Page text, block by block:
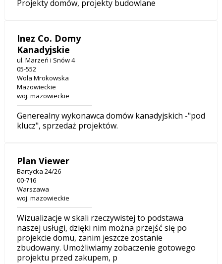
Projekty domów, projekty budowlane
Inez Co. Domy
Kanadyjskie
ul. Marzeń i Snów 4
05-552
Wola Mrokowska
Mazowieckie
woj. mazowieckie
Generealny wykonawca domów kanadyjskich -"pod
klucz", sprzedaż projektów.
Plan Viewer
Bartycka 24/26
00-716
Warszawa
woj. mazowieckie
Wizualizacje w skali rzeczywistej to podstawa
naszej usługi, dzięki nim można przejść się po
projekcie domu, zanim jeszcze zostanie
zbudowany. Umożliwiamy zobaczenie gotowego
projektu przed zakupem, p